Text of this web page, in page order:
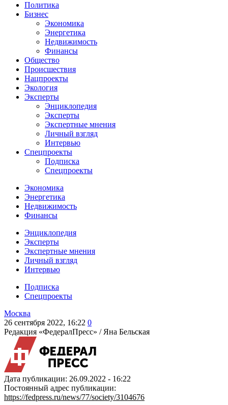
Политика
Бизнес
Экономика
Энергетика
Недвижимость
Финансы
Общество
Происшествия
Нацпроекты
Экология
Эксперты
Энциклопедия
Эксперты
Экспертные мнения
Личный взгляд
Интервью
Спецпроекты
Подписка
Спецпроекты
Экономика
Энергетика
Недвижимость
Финансы
Энциклопедия
Эксперты
Экспертные мнения
Личный взгляд
Интервью
Подписка
Спецпроекты
Москва
26 сентября 2022, 16:22 0
Редакция «ФедералПресс» / Яна Бельская
Дата публикации: 26.09.2022 - 16:22
Постоянный адрес публикации:
https://fedpress.ru/news/77/society/3104676